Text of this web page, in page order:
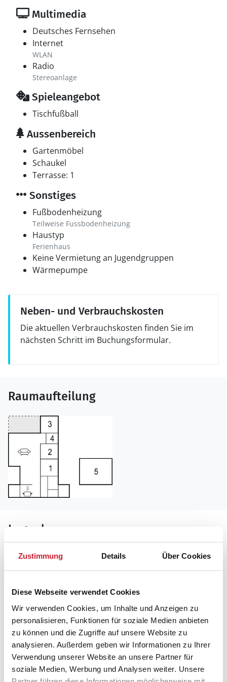
Zustimmung Details Über Cookies
Diese Webseite verwendet Cookies
Wir verwenden Cookies, um Inhalte und Anzeigen zu
personalisieren, Funktionen für soziale Medien anbieten
zu können und die Zugriffe auf unsere Website zu
analysieren. Außerdem geben wir Informationen zu Ihrer
Verwendung unserer Website an unsere Partner für
soziale Medien, Werbung und Analysen weiter. Unsere
Multimedia
Deutsches Fernsehen
Internet
WLAN
Radio
Stereoanlage
Spieleangebot
Tischfußball
Aussenbereich
Gartenmöbel
Schaukel
Terrasse: 1
Sonstiges
Fußbodenheizung
Teilweise Fussbodenheizung
Haustyp
Ferienhaus
Keine Vermietung an Jugendgruppen
Wärmepumpe
Neben- und Verbrauchskosten
Die aktuellen Verbrauchskosten finden Sie im
nächsten Schritt im Buchungsformular.
Raumaufteilung
Lageplan
Adresse
6857 Blåvand